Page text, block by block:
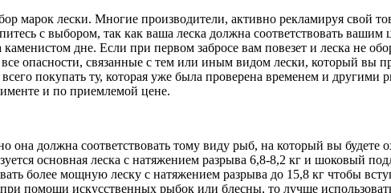
марок лески. Многие производители, активно рекламируя свой
с выбором, так как ваша леска должна соответствовать вашим
дне. Если при первом забросе вам повезет и леска не
опасности, связанные с тем или иным видом лески, который вы
покупать ту, которая уже была проверена временем и
и по приемлемой цене.
должна соответствовать тому виду рыб, на который вы будете
основная леска с натяжением разрыва 6,8-8,2 кг и шоковый
более мощную леску с натяжением разрыва до 15,8 кг чтобы
помощи искусственных рыбок или блесны, то лучше